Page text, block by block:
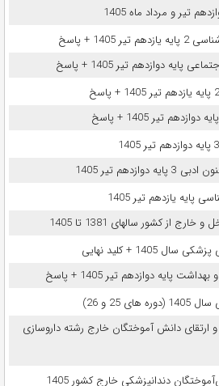
تیر و مرداد ماه 1405
+ پاسخ
دوازدهم تیر 1405 + پاسخ
تیر 1405
پایه یازدهم تیر 1405
از کشور سالهای 1381 تا 1405
+ کلید نهایی
پایه دوازدهم تیر 1405 + پاسخ
25 و 26)
و ارتقای دانش آموختگان خارج رشته داروسازی
دندانپزشکی خارج کشور 1405